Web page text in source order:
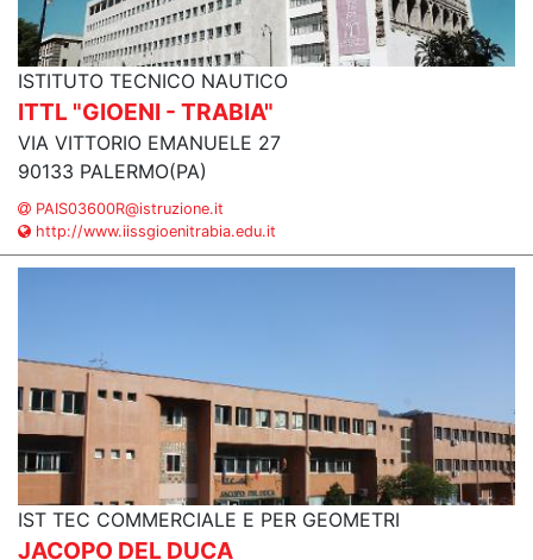
ISTITUTO TECNICO NAUTICO
ITTL "GIOENI - TRABIA"
VIA VITTORIO EMANUELE 27
90133 PALERMO(PA)
PAIS03600R@istruzione.it
http://www.iissgioenitrabia.edu.it
IST TEC COMMERCIALE E PER GEOMETRI
JACOPO DEL DUCA